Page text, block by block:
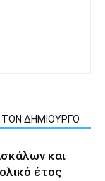
ΤΟΝ ΔΗΜΙΟΥΡΓΟ
και
έτος